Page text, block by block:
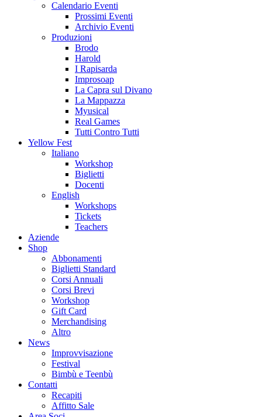
Calendario Eventi
Prossimi Eventi
Archivio Eventi
Produzioni
Brodo
Harold
I Rapisarda
Improsoap
La Capra sul Divano
La Mappazza
Myusical
Real Games
Tutti Contro Tutti
Yellow Fest
Italiano
Workshop
Biglietti
Docenti
English
Workshops
Tickets
Teachers
Aziende
Shop
Abbonamenti
Biglietti Standard
Corsi Annuali
Corsi Brevi
Workshop
Gift Card
Merchandising
Altro
News
Improvvisazione
Festival
Bimbù e Teenbù
Contatti
Recapiti
Affitto Sale